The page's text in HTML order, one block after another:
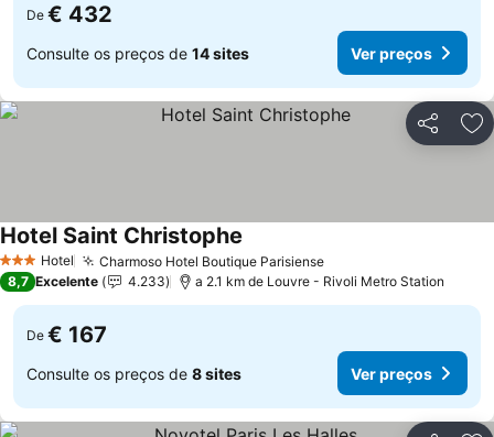
De € 432
Consulte os preços de 14 sites Ver preços
Partilhar
3 EstrelasHotel Charmoso Hotel Boutique Parisiense
Hotel Saint Christophe
8,7 Excelente 4.233 a 2.1 km de Louvre - Rivoli Metro Station
De € 167
Consulte os preços de 8 sites Ver preços